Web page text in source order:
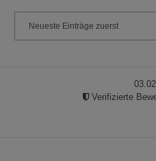
Verifizierte